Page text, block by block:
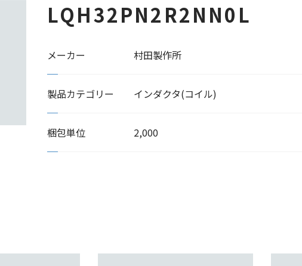
LQH32PN2R2NN0L
メーカー 村田製作所
製品カテゴリー インダクタ(コイル)
梱包単位 2,000